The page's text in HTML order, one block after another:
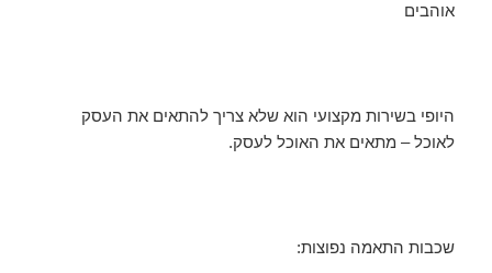
אוהבים
היופי בשירות מקצועי הוא שלא צריך להתאים את העסק
לאוכל – מתאים את האוכל לעסק.
שכבות התאמה נפוצות: